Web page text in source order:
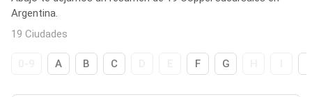
Argentina.
19 Ciudades
A B C F G